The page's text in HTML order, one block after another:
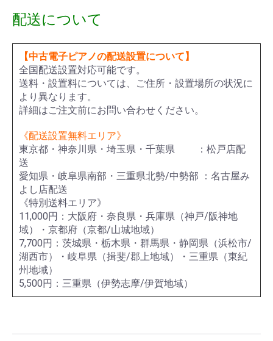
配送について
【中古電子ピアノの配送設置について】
全国配送設置対応可能です。
送料・設置料については、ご住所・設置場所の状況に
より異なります。
詳細はご注文前にお問い合わせください。
《配送設置無料エリア》
東京都・神奈川県・埼玉県・千葉県 ：松戸店配
送
愛知県・岐阜県南部・三重県北勢/中勢部 ：名古屋み
よし店配送
《特別送料エリア》
11,000円：大阪府・奈良県・兵庫県（神戸/阪神地
域）・京都府（京都/山城地域）
7,700円：茨城県・栃木県・群馬県・静岡県（浜松市/
湖西市）・岐阜県（揖斐/郡上地域）・三重県（東紀
州地域）
5,500円：三重県（伊勢志摩/伊賀地域）